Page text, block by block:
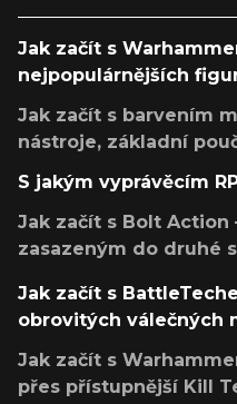
Jak začít s
nejpopulárnějších
Jak začít s barvením
nástroje, základní
S jakým vyprávěcím
Jak začít s Bolt Action
zasazeným do druhé
Jak začít s
obrovitých válečných
Jak začít s
přes přístupnější Kill